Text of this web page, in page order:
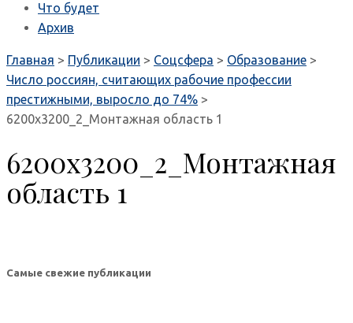
Что будет
Архив
Главная > Публикации > Соцсфера > Образование >
Число россиян, считающих рабочие профессии
престижными, выросло до 74% >
6200х3200_2_Монтажная область 1
6200х3200_2_Монтажная
область 1
Самые свежие публикации